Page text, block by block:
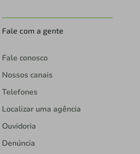
Fale com a gente
Fale conosco
Nossos canais
Telefones
Localizar uma agência
Ouvidoria
Denúncia